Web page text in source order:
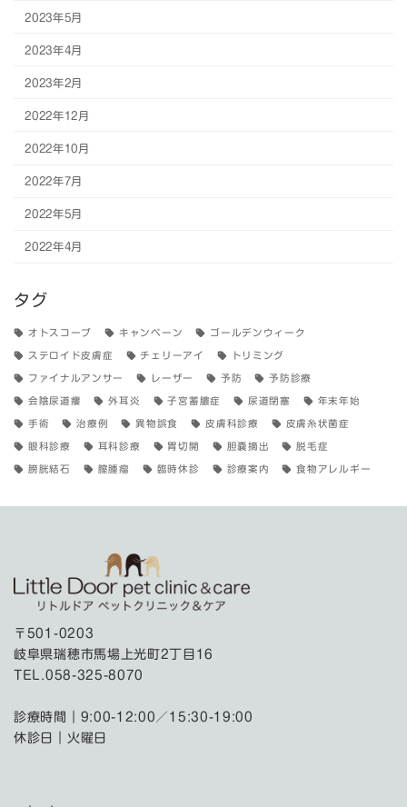
2023年5月
2023年4月
2023年2月
2022年12月
2022年10月
2022年7月
2022年5月
2022年4月
タグ
オトスコープ キャンペーン ゴールデンウィーク
ステロイド皮膚症 チェリーアイ トリミング
ファイナルアンサー レーザー 予防 予防診療
会陰尿道瘻 外耳炎 子宮蓄膿症 尿道閉塞 年末年始
手術 治療例 異物誤食 皮膚科診療 皮膚糸状菌症
眼科診療 耳科診療 胃切開 胆嚢摘出 脱毛症
膀胱結石 膣腫瘤 臨時休診 診療案内 食物アレルギー
〒501-0203
岐阜県瑞穂市馬場上光町2丁目16
TEL.058-325-8070
診療時間｜9:00-12:00／15:30-19:00
休診日｜火曜日